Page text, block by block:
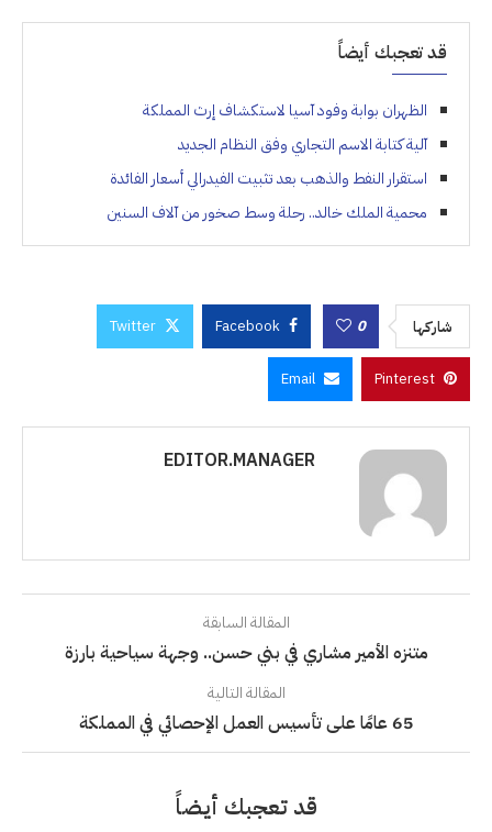
قد تعجبك أيضاً
الظهران بوابة وفود آسيا لاستكشاف إرث المملكة
آلية كتابة الاسم التجاري وفق النظام الجديد
استقرار النفط والذهب بعد تثبيت الفيدرالي أسعار الفائدة
محمية الملك خالد.. رحلة وسط صخور من آلاف السنين
شاركها 0
Facebook
Twitter
Pinterest
Email
EDITOR.MANAGER
المقالة السابقة
متنزه الأمير مشاري في بني حسن.. وجهة سياحية بارزة
المقالة التالية
65 عامًا على تأسيس العمل الإحصائي في المملكة
قد تعجبك أيضاً